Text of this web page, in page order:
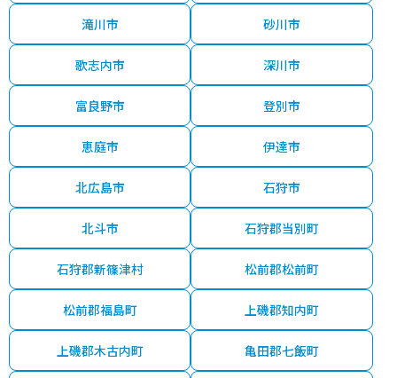
滝川市 砂川市
歌志内市 深川市
富良野市 登別市
恵庭市 伊達市
北広島市 石狩市
北斗市 石狩郡当別町
石狩郡新篠津村 松前郡松前町
松前郡福島町 上磯郡知内町
上磯郡木古内町 亀田郡七飯町